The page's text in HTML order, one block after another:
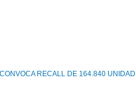
RECALL DE 164.840